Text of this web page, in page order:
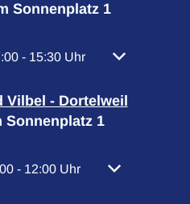
Sonnenplatz 1
Öffnungs- oder Schließzeiten
- 15:30 Uhr Von 07:00 bis
- Dortelweil
Sonnenplatz 1
Öffnungs- oder Schließzeiten
- 12:00 Uhr Von 07:00 bis